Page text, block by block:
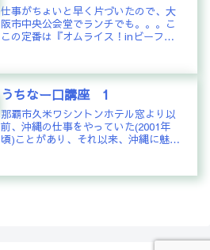
仕事がちょいと早く片づいたので、大
阪市中央公会堂でランチでも。。。こ
この定番は『オムライス！inビーフシ
うちなー口講座 1
那覇市久米ワシントンホテル窓より以
前、沖縄の仕事をやっていた(2001年
頃)ことがあり、それ以来、沖縄に魅せ
どしていこうと思います。記念すべき